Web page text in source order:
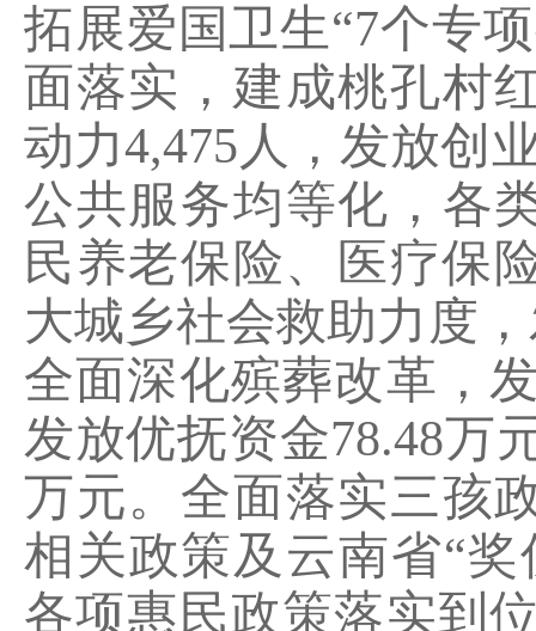
拓展爱国卫生“7个专
面落实，建成桃孔村
动力4,475 人，发放创
公共服务均等化，各
民养老保险、医疗保
大城乡社会救助力度
全面深化殡葬改革，
发放优抚资金78.48万
万元。全面落实三孩
相关政策及云南省“
各项惠民政策落实到